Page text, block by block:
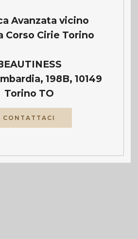
Avanzata vicino
Corso Cirie Torino
198B, 10149
Torino TO
CONTATTACI